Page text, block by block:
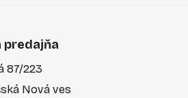
predajňa
87/223
Nová ves